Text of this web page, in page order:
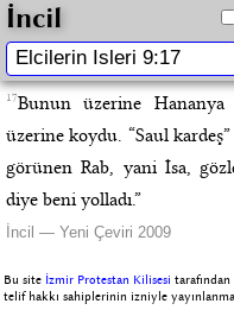
İncil
17Bunun üzerine
üzerine koydu. “Saul
görünen Rab, yani İsa,
diye beni yolladı.”
İncil — Yeni Çeviri 2009
Bu site İzmir Protestan Kilisesi
telif hakkı sahiplerinin izniyle